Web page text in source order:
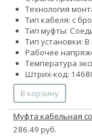
Технология
Тип кабеля: с
Тип муфты:
Тип установки:
Рабочее
Температура
Штрих-код:
В корзину
Муфта кабельная
286.49 руб.